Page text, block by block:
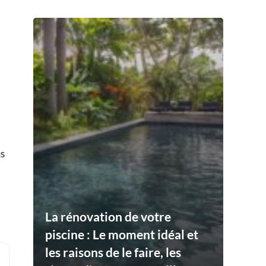
La rénovation de votre
piscine : Le moment idéal et
les raisons de le faire, les